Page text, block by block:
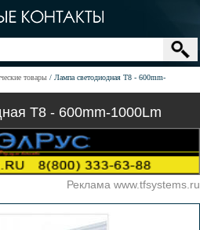
товары
Лампа светодиодная Т8 - 600mm-
Т8 - 600mm-1000Lm
Реклама www.tfsystems.ru